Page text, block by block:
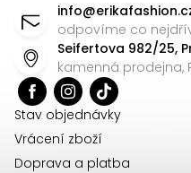
info@
odpovíme co
Seifertova 982/25,
kamenná prodejna,
Stav objednávky
Vrácení zboží
Doprava a platba